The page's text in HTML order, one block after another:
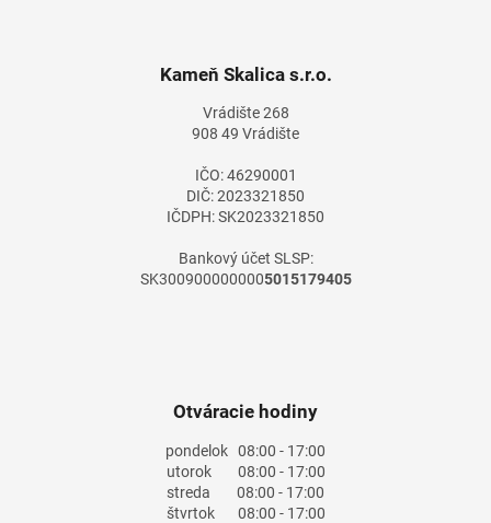
Kameň Skalica s.r.o.
Vrádište 268
908 49 Vrádište
IČO: 46290001
DIČ: 2023321850
IČDPH: SK2023321850
Bankový účet SLSP:
SK3009000000005015179405
Otváracie hodiny
pondelok 08:00 - 17:00
utorok08:00 - 17:00
streda 08:00 - 17:00
štvrtok08:00 - 17:00